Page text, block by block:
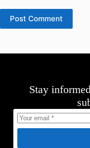
Post Comment
Stay